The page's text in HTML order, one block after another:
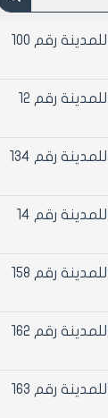
قرار المكتب التنفيذي للمدينة رقم 100
قرار المكتب التنفيذي للمدينة رقم 12
قرار المكتب التنفيذي للمدينة رقم 134
قرار المكتب التنفيذي للمدينة رقم 14
قرار المكتب التنفيذي للمدينة رقم 158
قرار المكتب التنفيذي للمدينة رقم 162
قرار المكتب التنفيذي للمدينة رقم 163